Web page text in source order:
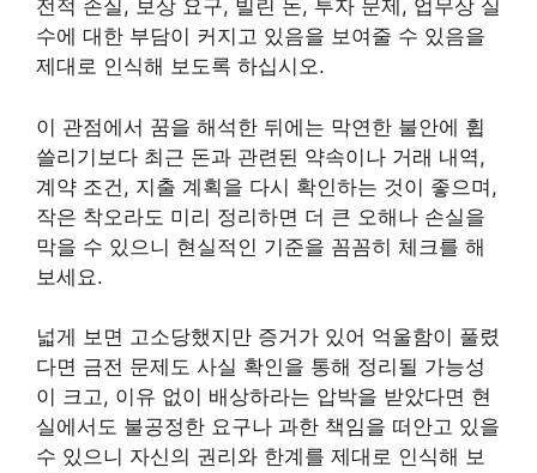
전적 손실, 보상 요구, 빌린 돈, 투자 문제, 업무상 실
수에 대한 부담이 커지고 있음을 보여줄 수 있음을
제대로 인식해 보도록 하십시오.
이 관점에서 꿈을 해석한 뒤에는 막연한 불안에 휩
쓸리기보다 최근 돈과 관련된 약속이나 거래 내역,
계약 조건, 지출 계획을 다시 확인하는 것이 좋으며,
작은 착오라도 미리 정리하면 더 큰 오해나 손실을
막을 수 있으니 현실적인 기준을 꼼꼼히 체크를 해
보세요.
넓게 보면 고소당했지만 증거가 있어 억울함이 풀렸
다면 금전 문제도 사실 확인을 통해 정리될 가능성
이 크고, 이유 없이 배상하라는 압박을 받았다면 현
실에서도 불공정한 요구나 과한 책임을 떠안고 있을
수 있으니 자신의 권리와 한계를 제대로 인식해 보